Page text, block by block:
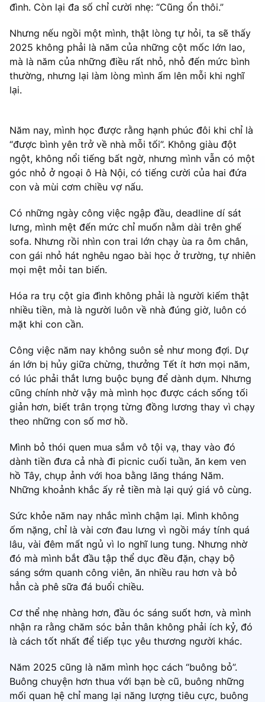
đình. Còn lại đa số chỉ cười nhẹ: “Cũng ổn thôi.”
Nhưng nếu ngồi một mình, thật lòng tự hỏi, ta sẽ thấy
2025 không phải là năm của những cột mốc lớn lao,
mà là năm của những điều rất nhỏ, nhỏ đến mức bình
thường, nhưng lại làm lòng mình ấm lên mỗi khi nghĩ
lại.
Năm nay, mình học được rằng hạnh phúc đôi khi chỉ là
“được bình yên trở về nhà mỗi tối”. Không giàu đột
ngột, không nổi tiếng bất ngờ, nhưng mình vẫn có một
góc nhỏ ở ngoại ô Hà Nội, có tiếng cười của hai đứa
con và mùi cơm chiều vợ nấu.
Có những ngày công việc ngập đầu, deadline dí sát
lưng, mình mệt đến mức chỉ muốn nằm dài trên ghế
sofa. Nhưng rồi nhìn con trai lớn chạy ùa ra ôm chân,
con gái nhỏ hát nghêu ngao bài học ở trường, tự nhiên
mọi mệt mỏi tan biến.
Hóa ra trụ cột gia đình không phải là người kiếm thật
nhiều tiền, mà là người luôn về nhà đúng giờ, luôn có
mặt khi con cần.
Công việc năm nay không suôn sẻ như mong đợi. Dự
án lớn bị hủy giữa chừng, thưởng Tết ít hơn mọi năm,
có lúc phải thắt lưng buộc bụng để dành dụm. Nhưng
cũng chính nhờ vậy mà mình học được cách sống tối
giản hơn, biết trân trọng từng đồng lương thay vì chạy
theo những con số mơ hồ.
Mình bỏ thói quen mua sắm vô tội vạ, thay vào đó
dành tiền đưa cả nhà đi picnic cuối tuần, ăn kem ven
hồ Tây, chụp ảnh với hoa bằng lăng tháng Năm.
Những khoảnh khắc ấy rẻ tiền mà lại quý giá vô cùng.
Sức khỏe năm nay nhắc mình chậm lại. Mình không
ốm nặng, chỉ là vài cơn đau lưng vì ngồi máy tính quá
lâu, vài đêm mất ngủ vì lo nghĩ lung tung. Nhưng nhờ
đó mà mình bắt đầu tập thể dục đều đặn, chạy bộ
sáng sớm quanh công viên, ăn nhiều rau hơn và bỏ
hẳn cà phê sữa đá buổi chiều.
Cơ thể nhẹ nhàng hơn, đầu óc sáng suốt hơn, và mình
nhận ra rằng chăm sóc bản thân không phải ích kỷ, đó
là cách tốt nhất để tiếp tục yêu thương người khác.
Năm 2025 cũng là năm mình học cách “buông bỏ”.
Buông chuyện hơn thua với bạn bè cũ, buông những
mối quan hệ chỉ mang lại năng lượng tiêu cực, buông